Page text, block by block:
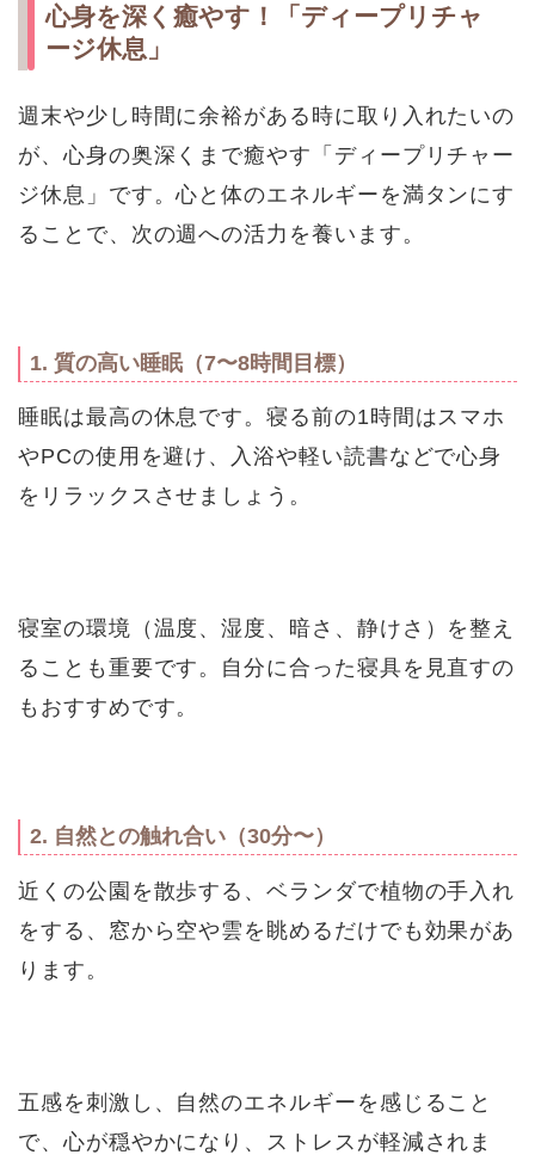
心身を深く癒やす！「ディープリチャ
ージ休息」
週末や少し時間に余裕がある時に取り入れたいの
が、心身の奥深くまで癒やす「ディープリチャー
ジ休息」です。心と体のエネルギーを満タンにす
ることで、次の週への活力を養います。
1. 質の高い睡眠（7〜8時間目標）
睡眠は最高の休息です。寝る前の1時間はスマホ
やPCの使用を避け、入浴や軽い読書などで心身
をリラックスさせましょう。
寝室の環境（温度、湿度、暗さ、静けさ）を整え
ることも重要です。自分に合った寝具を見直すの
もおすすめです。
2. 自然との触れ合い（30分〜）
近くの公園を散歩する、ベランダで植物の手入れ
をする、窓から空や雲を眺めるだけでも効果があ
ります。
五感を刺激し、自然のエネルギーを感じること
で、心が穏やかになり、ストレスが軽減されま